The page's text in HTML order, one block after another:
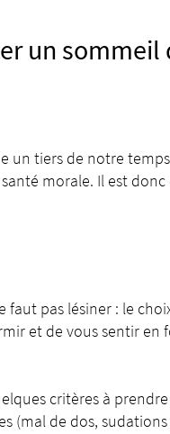
un
un tiers de notre
morale. Il est donc
faut pas lésiner : le
et de vous sentir en
critères à
(mal de dos,